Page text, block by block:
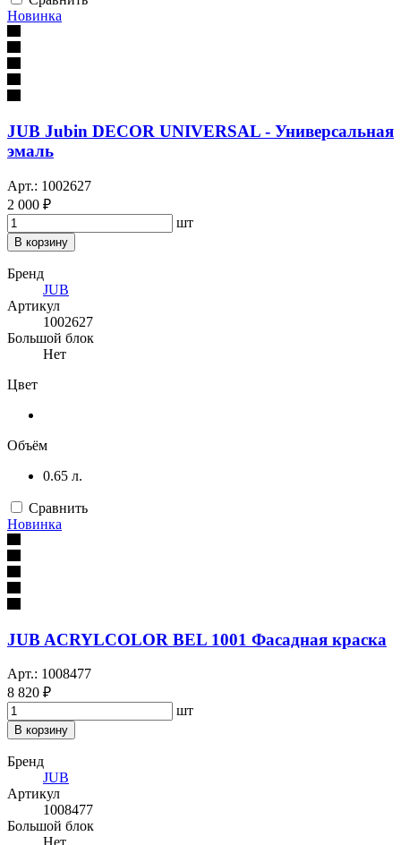
Новинка
JUB Jubin DECOR UNIVERSAL - Универсальная
эмаль
Арт.: 1002627
2 000 ₽
шт
В корзину
Бренд
JUB
Артикул
1002627
Большой блок
Нет
Цвет
Объём
0.65 л.
Сравнить
Новинка
JUB ACRYLCOLOR BEL 1001 Фасадная краска
Арт.: 1008477
8 820 ₽
шт
В корзину
Бренд
JUB
Артикул
1008477
Большой блок